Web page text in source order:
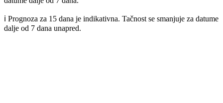
ℹ️ Prognoza za 15 dana je indikativna. Tačnost se smanjuje za datume
dalje od 7 dana unapred.